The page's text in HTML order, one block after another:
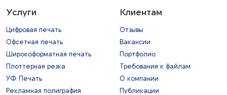
Услуги
Цифровая печать
Офсетная печать
Широкоформатная печать
Плоттерная резка
УФ Печать
Рекламная полиграфия
Клиентам
Отзывы
Вакансии
Портфолио
Требования к файлам
О компании
Публикации